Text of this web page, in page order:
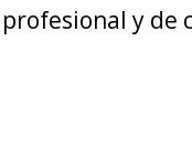
y de